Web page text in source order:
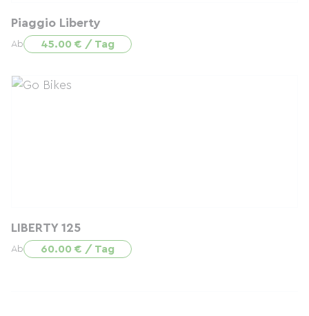
Piaggio Liberty
Ab 45.00 € / Tag
LIBERTY 125
Ab 60.00 € / Tag